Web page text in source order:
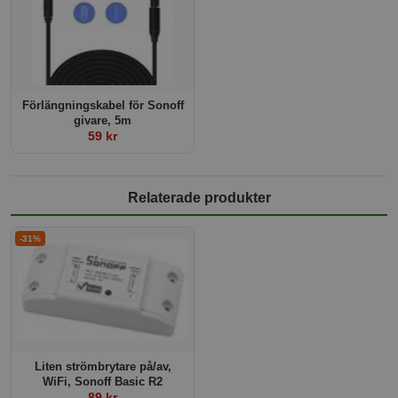
Förlängningskabel för Sonoff
givare, 5m
59 kr
Relaterade produkter
-31%
Liten strömbrytare på/av,
WiFi, Sonoff Basic R2